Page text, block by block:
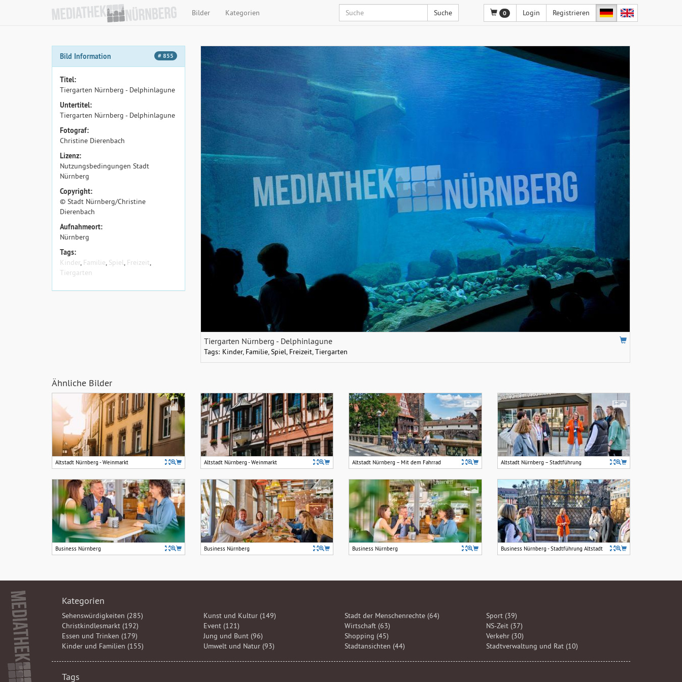
Bilder Kategorien 0 Login Registrieren
Suche
# 855
Bild Information
Titel:
Tiergarten Nürnberg - Delphinlagune
Untertitel:
Tiergarten Nürnberg - Delphinlagune
Fotograf:
Christine Dierenbach
Lizenz:
Nutzungsbedingungen Stadt
Nürnberg
Copyright:
© Stadt Nürnberg/Christine
Dierenbach
Aufnahmeort:
Nürnberg
Tags:
Kinder, Familie, Spiel, Freizeit,
Tiergarten
Tiergarten Nürnberg - Delphinlagune
Tags: Kinder, Familie,Spiel, Freizeit,Tiergarten
Ähnliche Bilder
Altstadt Nürnberg - Weinmarkt Altstadt Nürnberg - Weinmarkt Altstadt Nürnberg – Mit dem Fahrrad Altstadt Nürnberg – Stadtführung
Business Nürnberg Business Nürnberg Business Nürnberg Business Nürnberg - Stadtführung Altstadt
Kategorien
Sehenswürdigkeiten (285)
Christkindlesmarkt (192)
Essen und Trinken (179)
Kinder und Familien (155)
Kunst und Kultur (149)
Event (121)
Jung und Bunt (96)
Umwelt und Natur (93)
Stadt der Menschenrechte (64)
Wirtschaft (63)
Shopping (45)
Stadtansichten (44)
Sport (39)
NS-Zeit (37)
Verkehr (30)
Stadtverwaltung und Rat (10)
Tags